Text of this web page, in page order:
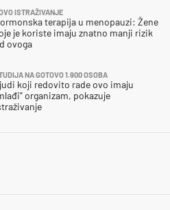
ISTRAŽIVANJE
terapija u menopauzi: Žene
je koriste imaju znatno manji rizik
ovoga
NA GOTOVO 1.900 OSOBA
koji redovito rade ovo imaju
organizam, pokazuje